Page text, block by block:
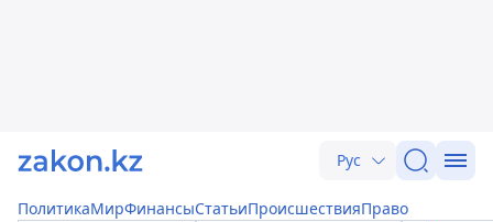
Рус
ПолитикаМирФинансыСтатьиПроисшествияПраво